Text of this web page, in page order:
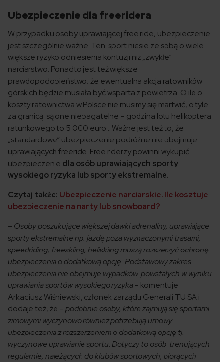
Ubezpieczenie dla freeridera
W przypadku osoby uprawiającej free ride, ubezpieczenie
jest szczególnie ważne. Ten sport niesie ze sobą o wiele
większe ryzyko odniesienia kontuzji niż „zwykłe”
narciarstwo. Ponadto jest też większe
prawdopodobieństwo, że ewentualna akcja ratowników
górskich będzie musiała być wsparta z powietrza. O ile o
koszty ratownictwa w Polsce nie musimy się martwić, o tyle
za granicą są one niebagatelne – godzina lotu helikoptera
ratunkowego to 5 000 euro… Ważne jest też to, że
„standardowe” ubezpieczenie podróżne nie obejmuje
uprawiających freeride. Free riderzy powinni wykupić
ubezpieczenie dla osób uprawiających sporty
wysokiego ryzyka lub sporty ekstremalne.
Czytaj także: Ubezpieczenie narciarskie. Ile kosztuje
ubezpieczenie na narty lub snowboard?
– Osoby poszukujące większej dawki adrenaliny, uprawiające
sporty ekstremalne np. jazdę poza wyznaczonymi trasami,
speedriding, freeskiing, heliskiing muszą rozszerzyć ochronę
ubezpieczenia o dodatkową opcję. Podstawowy zakres
ubezpieczenia nie obejmuje wypadków powstałych w wyniku
uprawiania sportów wysokiego ryzyka– komentuje
Arkadiusz Wiśniewski, członek zarządu Generali TU SA i
dodaje też, że –podobnie osoby, które zajmują się sportami
zimowymi wyczynowo również potrzebują umowy
ubezpieczenia z rozszerzeniem o dodatkową opcję tj.
wyczynowe uprawianie sportu. Dotyczy to osób trenujących
regularnie, należących do klubów sportowych, biorących